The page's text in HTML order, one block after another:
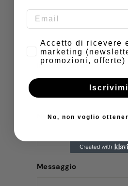
Nome
Indirizzo email
Numero di telefono
Messaggio
Consenso
Accetto di ricevere
marketing
promozioni, offerte)
Iscrivimi
No, non voglio